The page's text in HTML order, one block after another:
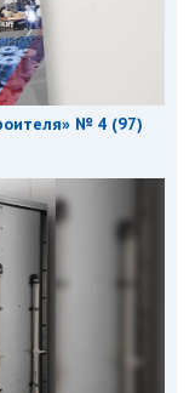
№ 4 (97)